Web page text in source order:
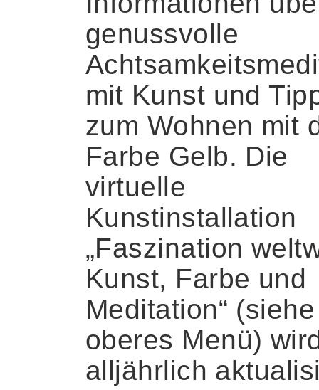
genussvolle
mit Kunst und
zum Wohnen mit
Farbe Gelb. Die
virtuelle
Kunstinstallation
„Faszination
Kunst, Farbe und
Meditation“ (siehe
oberes Menü)
alljährlich